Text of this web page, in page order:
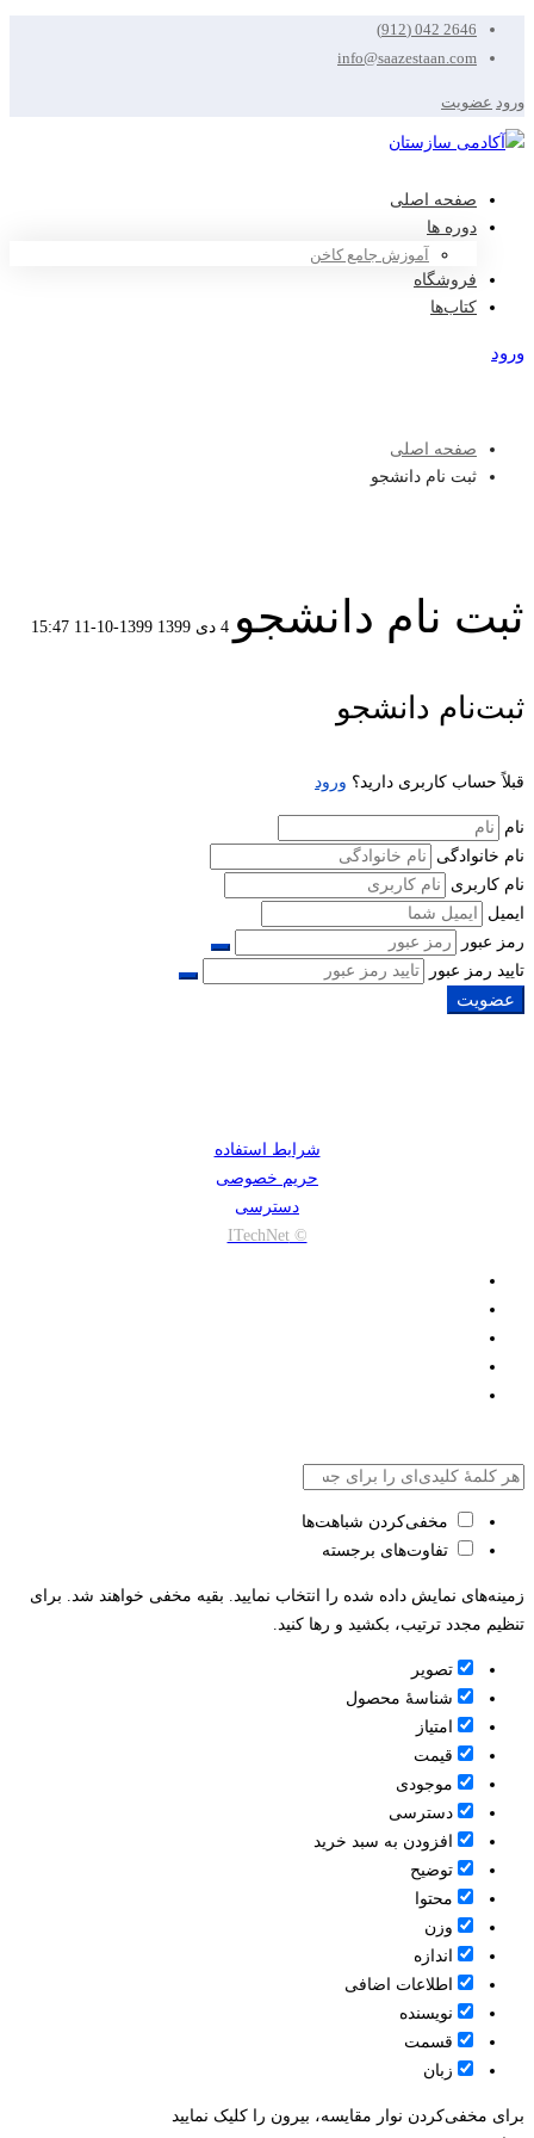
2646 042 (912)
info@saazestaan.com
ورود عضویت
صفحه اصلی
دوره ها
آموزش جامع کاخن
فروشگاه
کتاب‌ها
ورود
صفحه اصلی
ثبت نام دانشجو
ثبت نام دانشجو 4 دی 1399 1399-10-11 15:47
ثبت
نام
دانشجو
ثبت‌نام دانشجو
قبلاً حساب کاربری دارید؟ ورود
نام
نام خانوادگی
نام کاربری
ایمیل
رمز عبور
تایید رمز عبور
عضویت
شرایط استفاده
حریم خصوصی
دسترسی
© ITechNet
مخفی‌کردن شباهت‌ها
تفاوت‌های برجسته
زمینه‌های نمایش داده شده را انتخاب نمایید. بقیه مخفی خواهند شد. برای
تنظیم مجدد ترتیب، بکشید و رها کنید.
تصویر
شناسۀ محصول
امتیاز
قيمت
موجودی
دسترسی
افزودن به سبد خرید
توضیح
محتوا
وزن
اندازه
اطلاعات اضافی
نویسنده
قسمت
زبان
برای مخفی‌کردن نوار مقایسه، بیرون را کلیک نمایید